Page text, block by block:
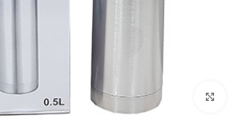
بزرگنمایی تصویر